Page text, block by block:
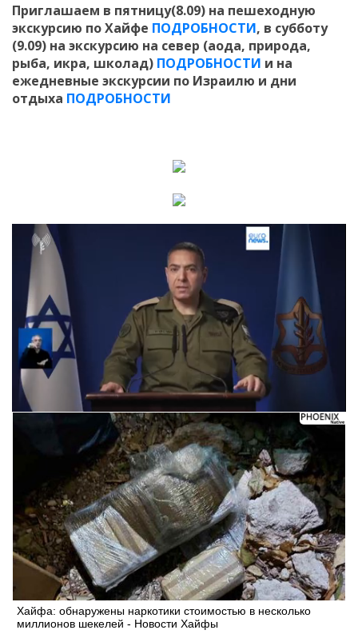
Приглашаем в пятницу(8.09) на пешеходную
экскурсию по Хайфе ПОДРОБНОСТИ, в субботу
(9.09) на экскурсию на север (аода, природа,
рыба, икра, школад) ПОДРОБНОСТИ и на
ежедневные экскурсии по Израилю и дни
отдыха ПОДРОБНОСТИ
Хайфа: обнаружены наркотики стоимостью в несколько
миллионов шекелей - Новости Хайфы